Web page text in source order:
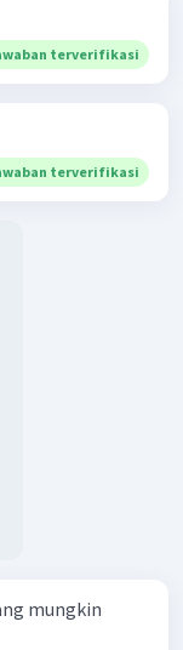
terverifikasi
terverifikasi
mungkin